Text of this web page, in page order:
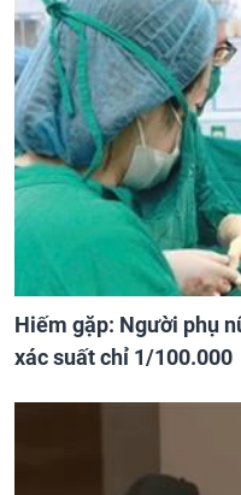
Hiếm gặp: Người phụ
xác suất chỉ 1/100.000